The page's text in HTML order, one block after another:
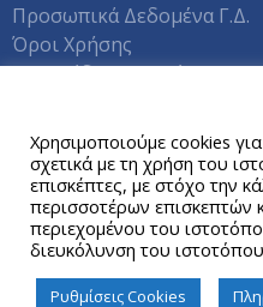
Προσωπικά Δεδομένα Γ.Δ.
Όροι Χρήσης
Εγχειρίδια Χρηστών Π.Σ.
Copyright © 2026
Χρησιμοποιούμε cookies
σχετικά με τη χρήση του
επισκέπτες, με στόχο την
περισσοτέρων επισκεπτών
περιεχομένου του
διευκόλυνση του
Ρυθμίσεις Cookies